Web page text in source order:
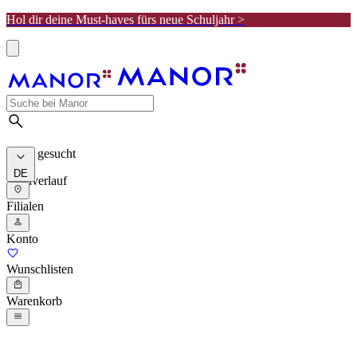
Hol dir deine Must-haves fürs neue Schuljahr >
Meist gesucht
Suchverlauf
DE
Filialen
Konto
Wunschlisten
Warenkorb